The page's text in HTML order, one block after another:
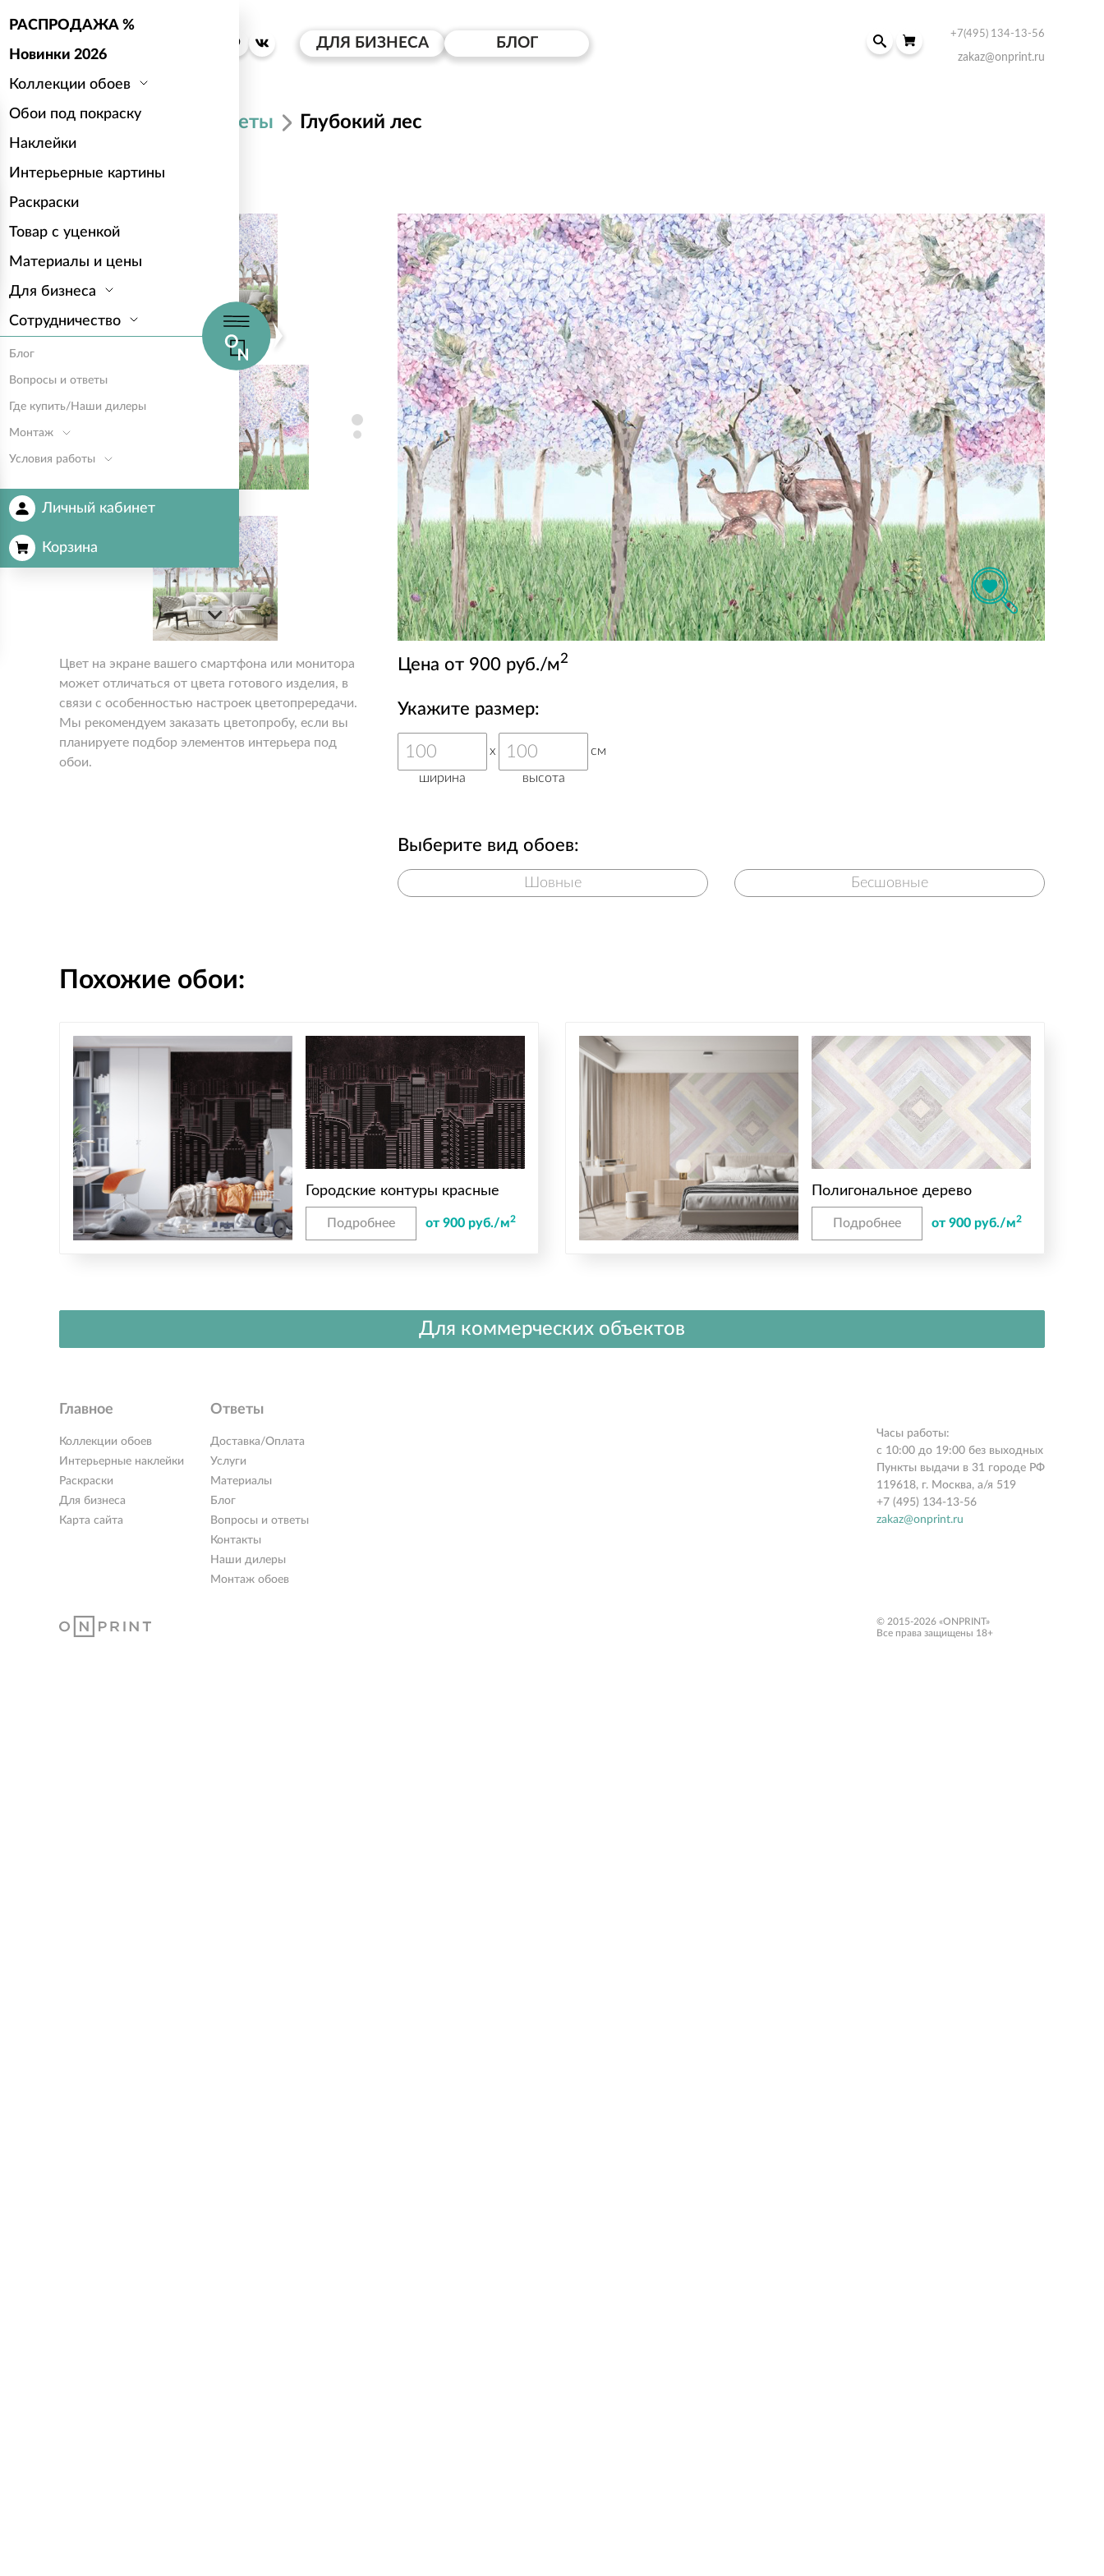
ДЛЯ БИЗНЕСА БЛОГ
+7(495) 134-13-56
zakaz@onprint.ru
РАСПРОДАЖА %
Новинки 2026
Коллекции обоев
Обои под покраску
Наклейки
Интерьерные картины
Раскраски
Товар с уценкой
Материалы и цены
Для бизнеса
Сотрудничество
Блог
Вопросы и ответы
Где купить/Наши дилеры
Монтаж
Условия работы
Личный кабинет
Корзина
Каталог Цветы Глубокий лес
Глубокий лес
Цвет на экране вашего смартфона или монитора
может отличаться от цвета готового изделия, в
связи с особенностью настроек цветопрередачи.
Мы рекомендуем заказать цветопробу, если вы
планируете подбор элементов интерьера под
обои.
Цена от 900 руб./м2
Укажите размер:
ширина
x
высота
см
Выберите вид обоев:
Шовные Бесшовные
Похожие обои:
Городские контуры красные
Подробнее от 900 руб./м2
Полигональное дерево
Подробнее от 900 руб./м2
Для коммерческих объектов
Главное
Коллекции обоев
Интерьерные наклейки
Раскраски
Для бизнеса
Карта сайта
Ответы
Доставка/Оплата
Услуги
Материалы
Блог
Вопросы и ответы
Контакты
Наши дилеры
Монтаж обоев
Часы работы:
с 10:00 до 19:00 без выходных
Пункты выдачи в 31 городе РФ
119618, г. Москва, а/я 519
+7 (495) 134-13-56
zakaz@onprint.ru
© 2015-2026 «ONPRINT»
Все права защищены 18+‎